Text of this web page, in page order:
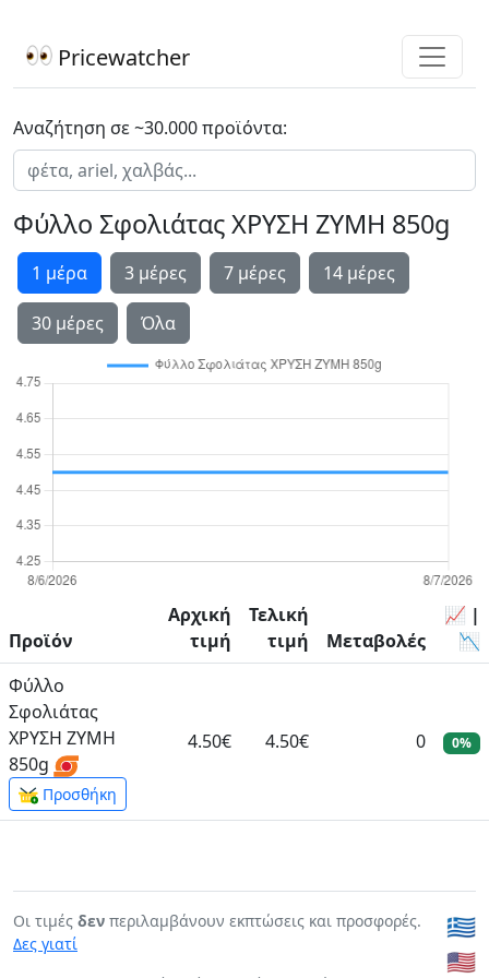
Pricewatcher
Αναζήτηση σε ~30.000 προϊόντα:
Φύλλο Σφολιάτας ΧΡΥΣΗ ΖΥΜΗ 850g
1 μέρα 3 μέρες 7 μέρες 14 μέρες
30 μέρες Όλα
Προϊόν
Αρχική
τιμή
Τελική
τιμή
Μεταβολές
📈 |
📉
Φύλλο
Σφολιάτας
ΧΡΥΣΗ ΖΥΜΗ
850g
Προσθήκη
4.50€ 4.50€ 0 0%
Οι τιμές δεν περιλαμβάνουν εκπτώσεις και προσφορές.
Δες γιατί
🇬🇷
🇺🇸